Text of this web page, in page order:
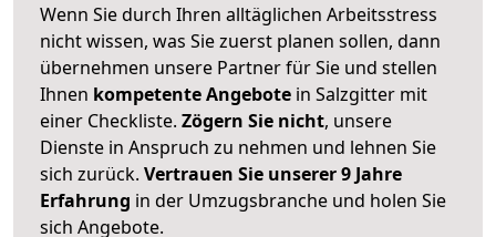
Wenn Sie durch Ihren alltäglichen Arbeitsstress
nicht wissen, was Sie zuerst planen sollen, dann
übernehmen unsere Partner für Sie und stellen
Ihnen kompetente Angebote in Salzgitter mit
einer Checkliste. Zögern Sie nicht, unsere
Dienste in Anspruch zu nehmen und lehnen Sie
sich zurück. Vertrauen Sie unserer 9 Jahre
Erfahrung in der Umzugsbranche und holen Sie
sich Angebote.